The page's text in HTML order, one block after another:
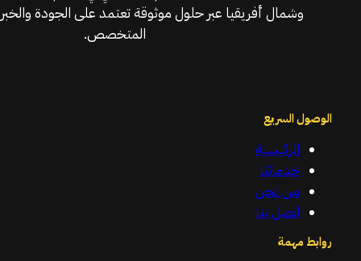
وشمال أفريقيا عبر حلول موثوقة تعتمد على الجودة
المتخصص.
الوصول السريع
الرئيسية
خدماتنا
من نحن
اتصل بنا
روابط مهمة